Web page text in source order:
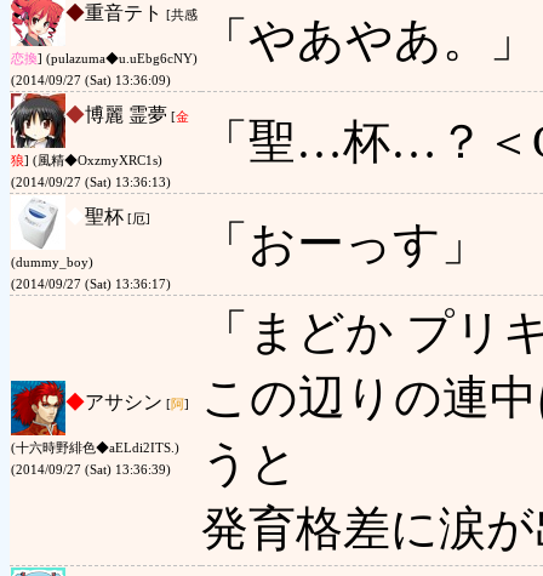
◆重音テト [共感
恋換] (pulazuma◆u.uEbg6cNY)
(2014/09/27 (Sat) 13:36:09)
「やあやあ。」
◆博麗 霊夢 [金
狼] (風精◆OxzmyXRC1s)
(2014/09/27 (Sat) 13:36:13)
「聖…杯…？＜
聖杯 [厄]
(dummy_boy)
(2014/09/27 (Sat) 13:36:17)
「おーっす」
◆アサシン [阿]
(十六時野緋色◆aELdi2ITS.)
(2014/09/27 (Sat) 13:36:39)
「まどか プリ
この辺りの連
うと
発育格差に涙